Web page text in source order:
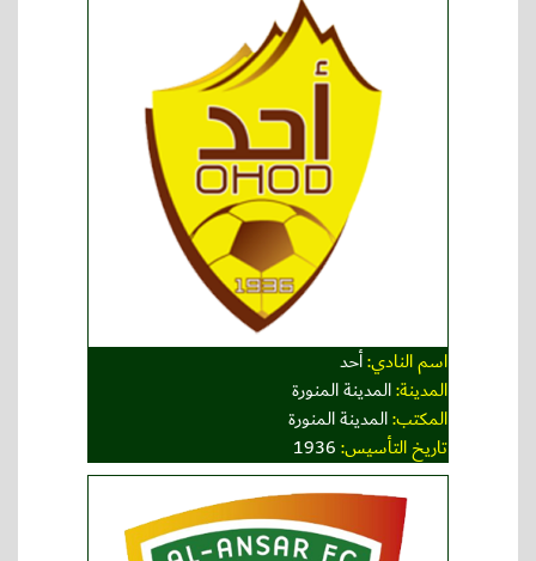
اسم النادي:أحد
المدينة:المدينة المنورة
المكتب:المدينة المنورة
تاريخ التأسيس:1936